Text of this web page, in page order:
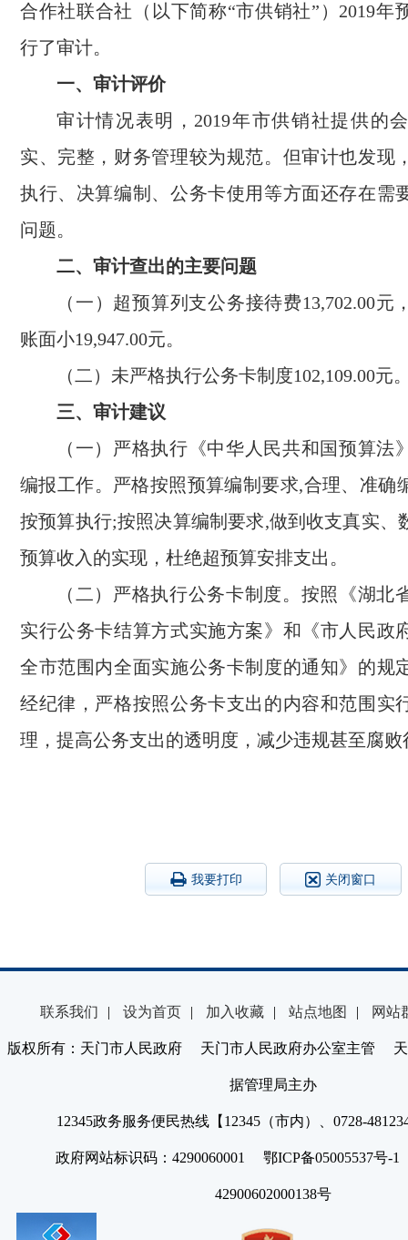
合作社联合社（以下简称“市供销社”）2019年
行了审计。
一、审计评价
审计情况表明，2019年市供销社提供的
实、完整，财务管理较为规范。但审计也发现
执行、决算编制、公务卡使用等方面还存在需
问题。
二、审计查出的主要问题
（一）超预算列支公务接待费13,702.00元
账面小19,947.00元。
（二）未严格执行公务卡制度102,109.00元
三、审计建议
（一）严格执行《中华人民共和国预算法
编报工作。严格按照预算编制要求,合理、准确
按预算执行;按照决算编制要求,做到收支真实、
预算收入的实现，杜绝超预算安排支出。
（二）严格执行公务卡制度。按照《湖北
实行公务卡结算方式实施方案》和《市人民政
全市范围内全面实施公务卡制度的通知》的规
经纪律，严格按照公务卡支出的内容和范围实
理，提高公务支出的透明度，减少违规甚至腐
我要打印 关闭窗口
联系我们 | 设为首页 | 加入收藏 | 站点地图 | 网站
版权所有：天门市人民政府 天门市人民政府办公室主管 天
据管理局主办
12345政务服务便民热线【12345（市内）、0728-
政府网站标识码：4290060001 鄂ICP备05005537号
42900602000138号